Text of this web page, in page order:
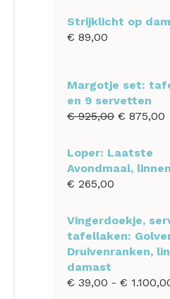
Strijklicht op
€ 89,00
Margotje set:
en 9 servetten
€925,00
was:
€ 925,00.
€ 875,00
Loper: Laatste
Avondmaal,
€ 265,00
Vingerdoekje,
tafellaken:
Druivenranken,
damast
€ 39,00 - €